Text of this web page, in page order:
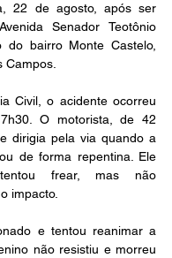
22 de agosto, após ser
Senador Teotônio
do bairro Monte Castelo,
Campos.
Civil, o acidente ocorreu
O motorista, de 42
dirigia pela via quando a
de forma repentina. Ele
frear, mas não
impacto.
e tentou reanimar a
não resistiu e morreu